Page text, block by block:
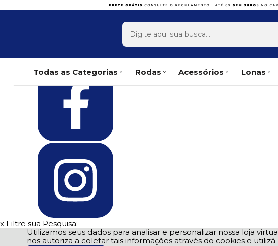
Acesse sua conta e pedidos
Como Comprar
x Filtre sua Pesquisa:
Utilizamos seus dados para analisar e personalizar nossa loja
nos autoriza a coletar tais informações através do cookies e
Todas as Categorias Rodas Acessórios Lonas